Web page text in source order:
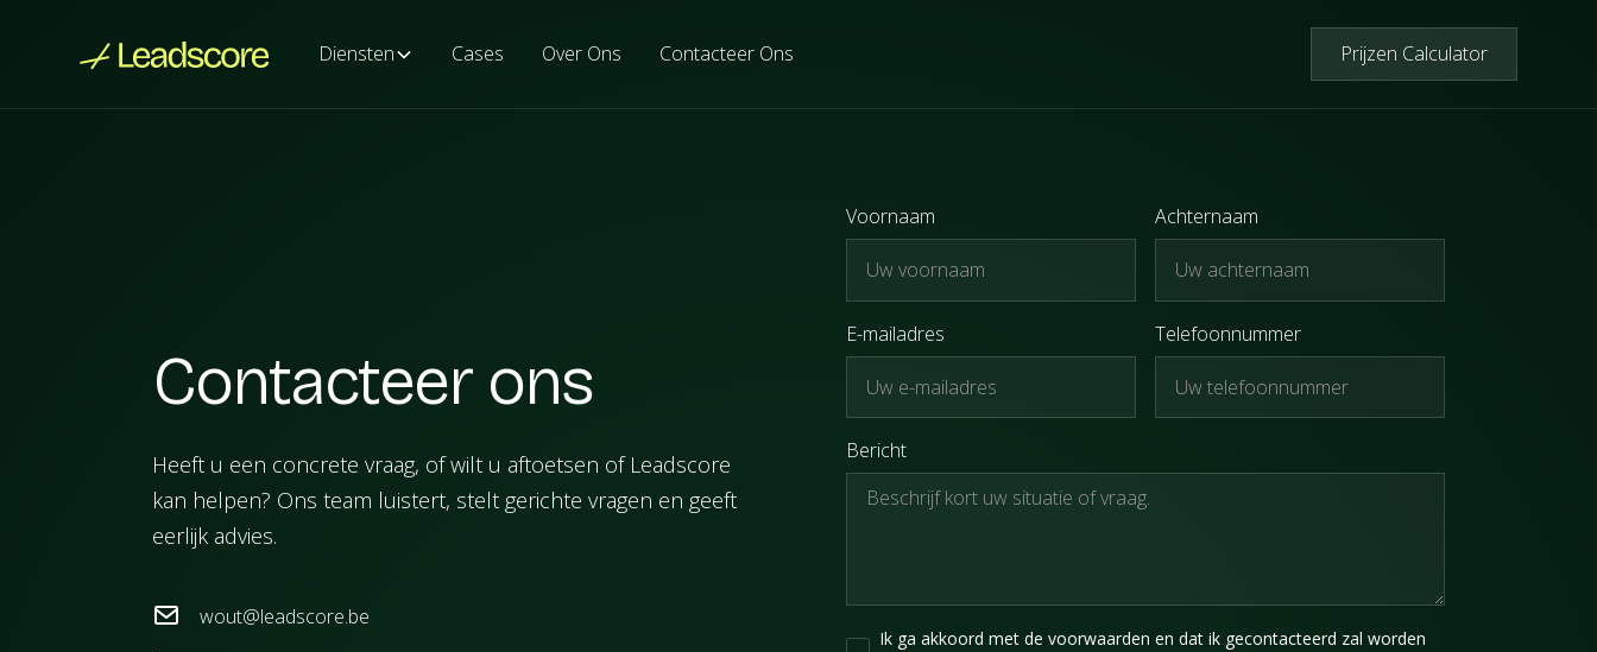
Diensten Cases Over Ons Contacteer Ons Prijzen Calculator
Contacteer ons
Heeft u een concrete vraag, of wilt u aftoetsen of Leadscore
kan helpen? Ons team luistert, stelt gerichte vragen en geeft
eerlijk advies.
wout@leadscore.be
Voornaam Achternaam
E-mailadres Telefoonnummer
Bericht
Ik ga akkoord met de voorwaarden en dat ik gecontacteerd zal worden